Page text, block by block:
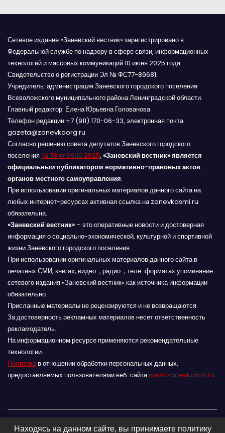
Сетевое издание «Заневский вестник» зарегистрировано в
Федеральной службе по надзору в сфере связи, информационных
технологий и массовых коммуникаций 10 июня 2025 года.
Свидетельство о регистрации Эл № ФС77-89681.
Учредитель: администрация Заневского городского поселения
Всеволожского муниципального района Ленинградской области.
Главный редактор: Елена Юрьевна Голованова.
Телефон редакции +7 (911) 170-06-33, электронная почта:
gazeta@zanevkaorg.ru
Согласно решению совета депутатов Заневского городского
поселения № 78 от 09.10.2025, «Заневский вестник» является
официальным публикатором нормативно-правовых актов
органов местного самоуправления.
При использовании оригинальных материалов данного сайта на
любых интернет-ресурсах активная ссылка на zanevkasmi.ru
обязательна.
«Заневский вестник» – это оперативные новости и достоверная
информация о социально-экономической, культурной и спортивной
жизни Заневского городского поселения.
При использовании оригинальных материалов данного сайта в
печатных СМИ, книгах, видео-, радио-, теле-форматах упоминание
сетевого издания «Заневский вестник» как источника информации
обязательно.
Присланные материалы не рецензируются и не возвращаются.
За достоверность рекламных материалов несет ответственность
рекламодатель.
На информационном ресурсе применяются рекомендательные
технологии.
Политикав отношении обработки персональных данных,
предоставляемых пользователями веб-сайтаwww.zanevkasmi.ru
Находясь на данном сайте, вы принимаете политику